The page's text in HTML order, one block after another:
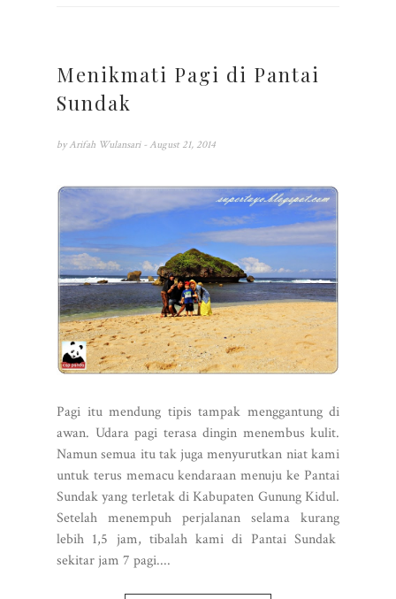
Menikmati Pagi di Pantai
Sundak
by Arifah Wulansari - August 21, 2014
Pagi itu mendung tipis tampak menggantung di
awan. Udara pagi terasa dingin menembus kulit.
Namun semua itu tak juga menyurutkan niat kami
untuk terus memacu kendaraan menuju ke Pantai
Sundak yang terletak di Kabupaten Gunung Kidul.
Setelah menempuh perjalanan selama kurang
lebih 1,5 jam, tibalah kami di Pantai Sundak
sekitar jam 7 pagi....